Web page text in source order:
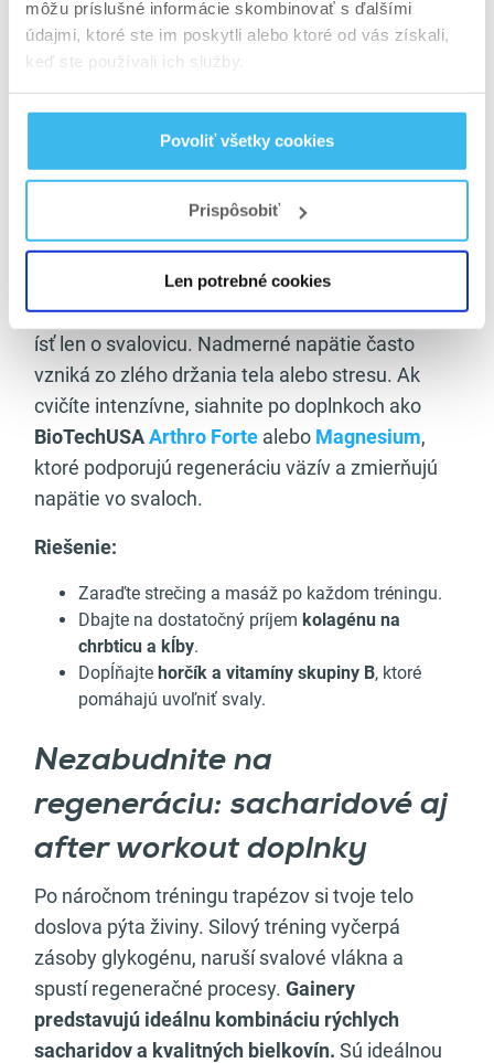
môžu príslušné informácie skombinovať s ďalšími
údajmi, ktoré ste im poskytli alebo ktoré od vás získali,
keď ste používali ich služby.
Povoliť všetky cookies
Prispôsobiť
Len potrebné cookies
ÍSŤ DO ESHOPU
Trapézy a bolesť: keď
sila nestačí, doplnky
výživy pomôžu
Ak vás po tréningu trápibolesť trapézov, nemusí
ísť len o svalovicu. Nadmerné napätie často
vzniká zo zlého držania tela alebo stresu. Ak
cvičíte intenzívne, siahnite po doplnkoch ako
BioTechUSAArthro Forte alebo Magnesium,
ktoré podporujú regeneráciu väzív a zmierňujú
napätie vo svaloch.
Riešenie:
Zaraďte strečing a masáž po každom tréningu.
Dbajte na dostatočný príjem kolagénu na
chrbticu a kĺby.
Dopĺňajte horčík a vitamíny skupiny B, ktoré
pomáhajú uvoľniť svaly.
Nezabudnite na
regeneráciu: sacharidové aj
after workout doplnky
Po náročnom tréningu trapézov si tvoje telo
doslova pýta živiny. Silový tréning vyčerpá
zásoby glykogénu, naruší svalové vlákna a
spustí regeneračné procesy. Gainery
predstavujú ideálnu kombináciu rýchlych
sacharidov a kvalitných bielkovín. Sú ideálnou